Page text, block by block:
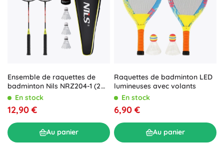
Ensemble de raquettes de
badminton Nils NRZ204-1 (2
pcs) avec housse et volants
En stock
12,90 €
Au panier
Raquettes de badminton LED
lumineuses avec volants
En stock
6,90 €
Au panier